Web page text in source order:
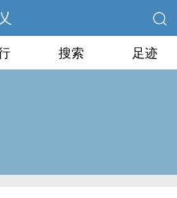
搜索 足迹